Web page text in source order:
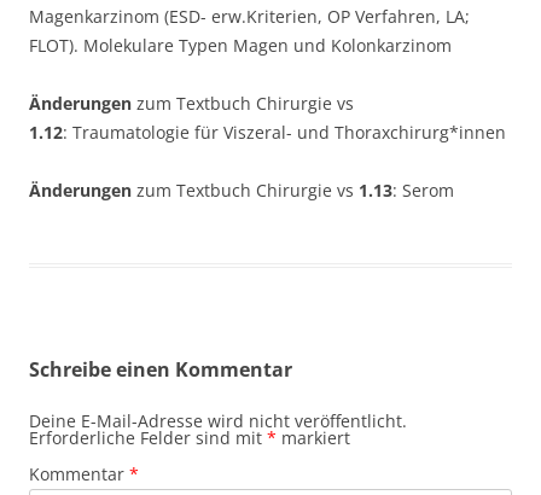
Magenkarzinom (ESD- erw.Kriterien, OP Verfahren, LA;
FLOT). Molekulare Typen Magen und Kolonkarzinom
Änderungen zum Textbuch Chirurgie vs
1.12: Traumatologie für Viszeral- und Thoraxchirurg*innen
Änderungen zum Textbuch Chirurgie vs 1.13: Serom
Schreibe einen Kommentar
Deine E-Mail-Adresse wird nicht veröffentlicht.
Erforderliche Felder sind mit * markiert
Kommentar *